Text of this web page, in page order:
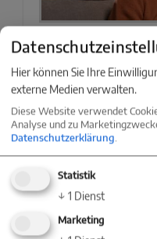
Demografischer
Einfluss auf den
Weiterlesen »
Hier können Sie Ihre
externe Medien verwalten.
Diese Website verwendet
Analyse und zu
Datenschutzerklärung.
Statistik
↓ 1 Dienst
Marketing